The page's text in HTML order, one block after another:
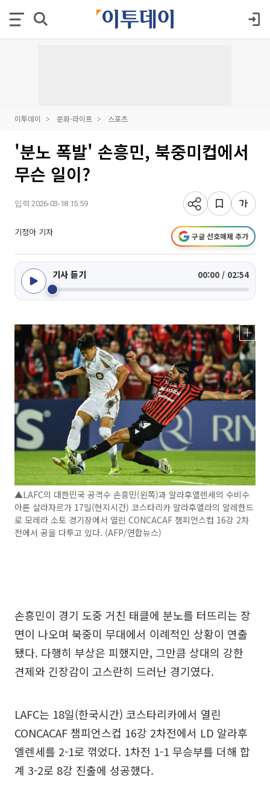
이투데이 문화·라이프 스포츠
'분노 폭발' 손흥민, 북중미컵에서
무슨 일이?
입력 2026-03-18 15:59
기정아 기자 구글 선호매체 추가
기사 듣기 00:00 / 02:54
▲LAFC의 대한민국 공격수 손흥민(왼쪽)과 알라후엘렌세의 수비수
아론 살라자르가 17일(현지시간) 코스타리카 알라후엘라의 알레한드
로 모레라 소토 경기장에서 열린 CONCACAF 챔피언스컵 16강 2차
전에서 공을 다투고 있다. (AFP/연합뉴스)
손흥민이 경기 도중 거친 태클에 분노를 터뜨리는 장
면이 나오며 북중미 무대에서 이례적인 상황이 연출
됐다. 다행히 부상은 피했지만, 그만큼 상대의 강한
견제와 긴장감이 고스란히 드러난 경기였다.
LAFC는 18일(한국시간) 코스타리카에서 열린
CONCACAF 챔피언스컵 16강 2차전에서 LD 알라후
엘렌세를 2-1로 꺾었다. 1차전 1-1 무승부를 더해 합
계 3-2로 8강 진출에 성공했다.